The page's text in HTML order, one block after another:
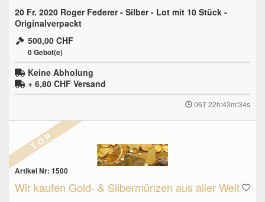
20 Fr. 2020 Roger Federer - Silber - Lot mit 10 Stück -
Originalverpackt
500,00 CHF
0Gebot(e)
Keine Abholung
+ 6,80 CHF Versand
06T 22h:43m:33s
T O P
Artikel Nr: 1500
Wir kaufen Gold- & Silbermünzen aus aller Welt